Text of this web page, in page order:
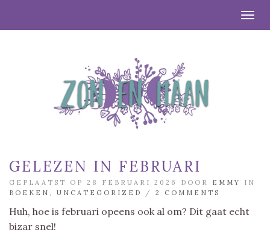
GELEZEN IN FEBRUARI
GEPLAATST OP 28 FEBRUARI 2026 DOOR EMMY
IN
BOEKEN
UNCATEGORIZED / 2 COMMENTS
Huh, hoe is februari opeens ook al om? Dit gaat echt
bizar snel!